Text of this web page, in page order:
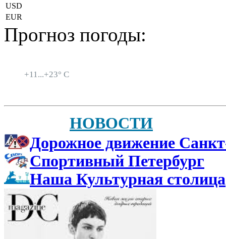
USD
EUR
Прогноз погоды:
+11...+23° C
НОВОСТИ
Дорожное движение
Спортивный Петербург
Наша Культурная столица